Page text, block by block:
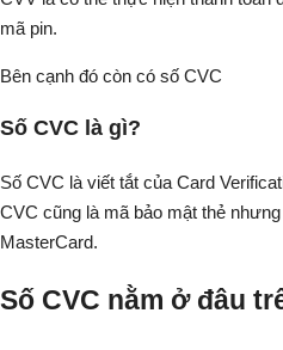
mã pin.
Bên cạnh đó còn có số CVC
Số CVC là gì?
Số CVC là viết tắt của Card
CVC cũng là mã bảo mật thẻ
MasterCard.
Số CVC nằm ở đâu